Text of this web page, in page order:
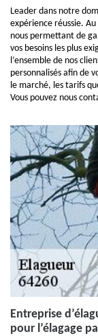
Leader dans notre
expérience réussie.
nous permettant de
vos besoins les plus
l’ensemble de nos
personnalisés afin de
le marché, les tarifs
Vous pouvez nous
Entreprise
pour l’élagage